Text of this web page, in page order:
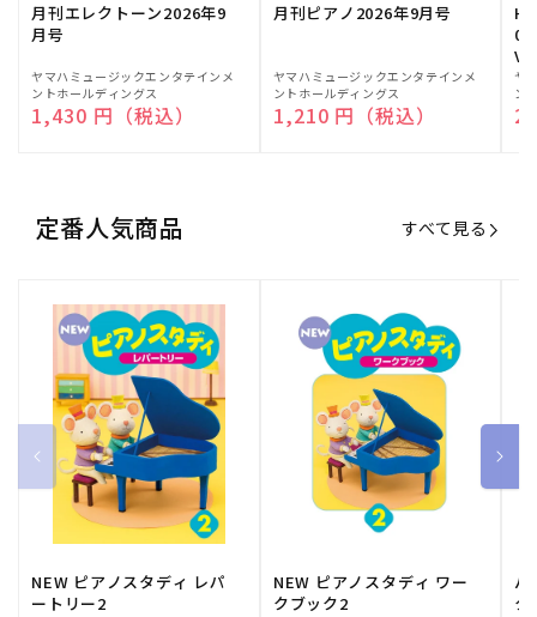
月刊エレクトーン2026年9
月号
販
売
元:
ヤマハミュージックエンタテインメ
ントホールディングス
通常価格
1,430 円（税込）
月刊ピアノ2026年9月号
販
売
元:
ヤマハミュージックエンタテインメ
ントホールディングス
通常価格
1,210 円（税込）
販
売
元:
ヤ
ン
定番人気商品 すべて見る
NEW ピアノスタディ レパ
ートリー2
NEW ピアノスタディ ワー
クブック2
バ
ク